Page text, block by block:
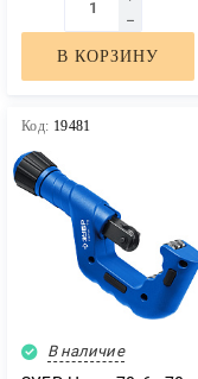
В КОРЗИНУ
Код: 19481
В наличие